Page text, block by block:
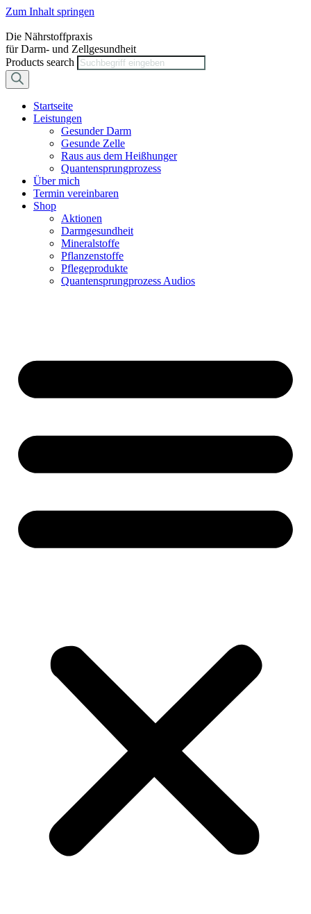
Zum Inhalt springen
Die Nährstoffpraxis
für Darm- und Zellgesundheit
Products search
Startseite
Leistungen
Gesunder Darm
Gesunde Zelle
Raus aus dem Heißhunger
Quantensprungprozess
Über mich
Termin vereinbaren
Shop
Aktionen
Darmgesundheit
Mineralstoffe
Pflanzenstoffe
Pflegeprodukte
Quantensprungprozess Audios